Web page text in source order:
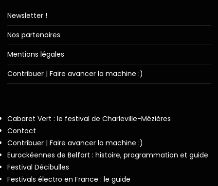
Newsletter !
Nos partenaires
Mentions légales
Contribuer | Faire avancer la machine :)
Cabaret Vert : le festival de Charleville-Mézières
Contact
Contribuer | Faire avancer la machine :)
Eurockéennes de Belfort : histoire, programmation et guide
Festival Décibulles
Festivals électro en France : le guide